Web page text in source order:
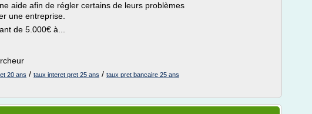
aide afin de régler certains de leurs problèmes
une entreprise.
de 5.000€ à...
20 ans / taux interet pret 25 ans / taux pret bancaire 25 ans